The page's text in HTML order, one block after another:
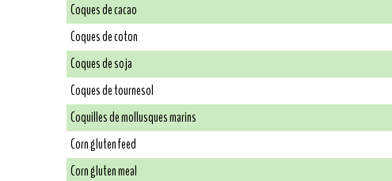
Coques de cacao
Coques de coton
Coques de soja
Coques de tournesol
Coquilles de mollusques marins
Corn gluten feed
Corn gluten meal